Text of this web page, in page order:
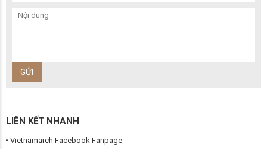
LIÊN KẾT NHANH
Vietnamarch Facebook Fanpage